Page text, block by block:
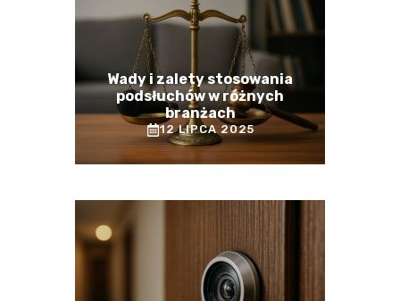
Wady i zalety stosowania
podsłuchów w różnych
branżach
12 LIPCA 2025